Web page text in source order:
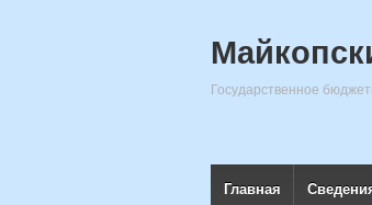
Государственное
Главная